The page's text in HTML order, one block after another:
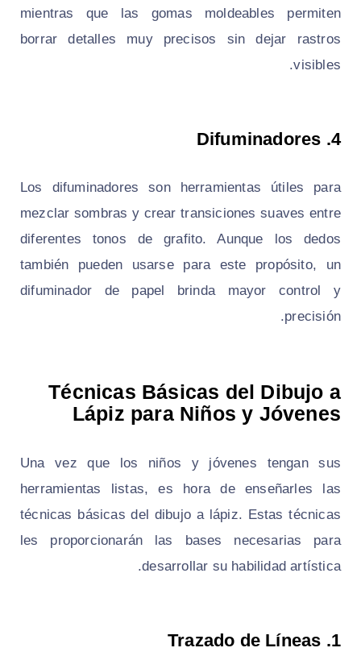
mientras que las gomas moldeables permiten
borrar detalles muy precisos sin dejar rastros
visibles.
4.
Difuminadores
Los difuminadores son herramientas útiles para
mezclar sombras y crear transiciones suaves entre
diferentes tonos de grafito. Aunque los dedos
también pueden usarse para este propósito, un
difuminador de papel brinda mayor control y
precisión.
Técnicas Básicas del Dibujo a
Lápiz para Niños y Jóvenes
Una vez que los niños y jóvenes tengan sus
herramientas listas, es hora de enseñarles las
técnicas básicas del dibujo a lápiz. Estas técnicas
les proporcionarán las bases necesarias para
desarrollar su habilidad artística.
1.
Trazado de Líneas